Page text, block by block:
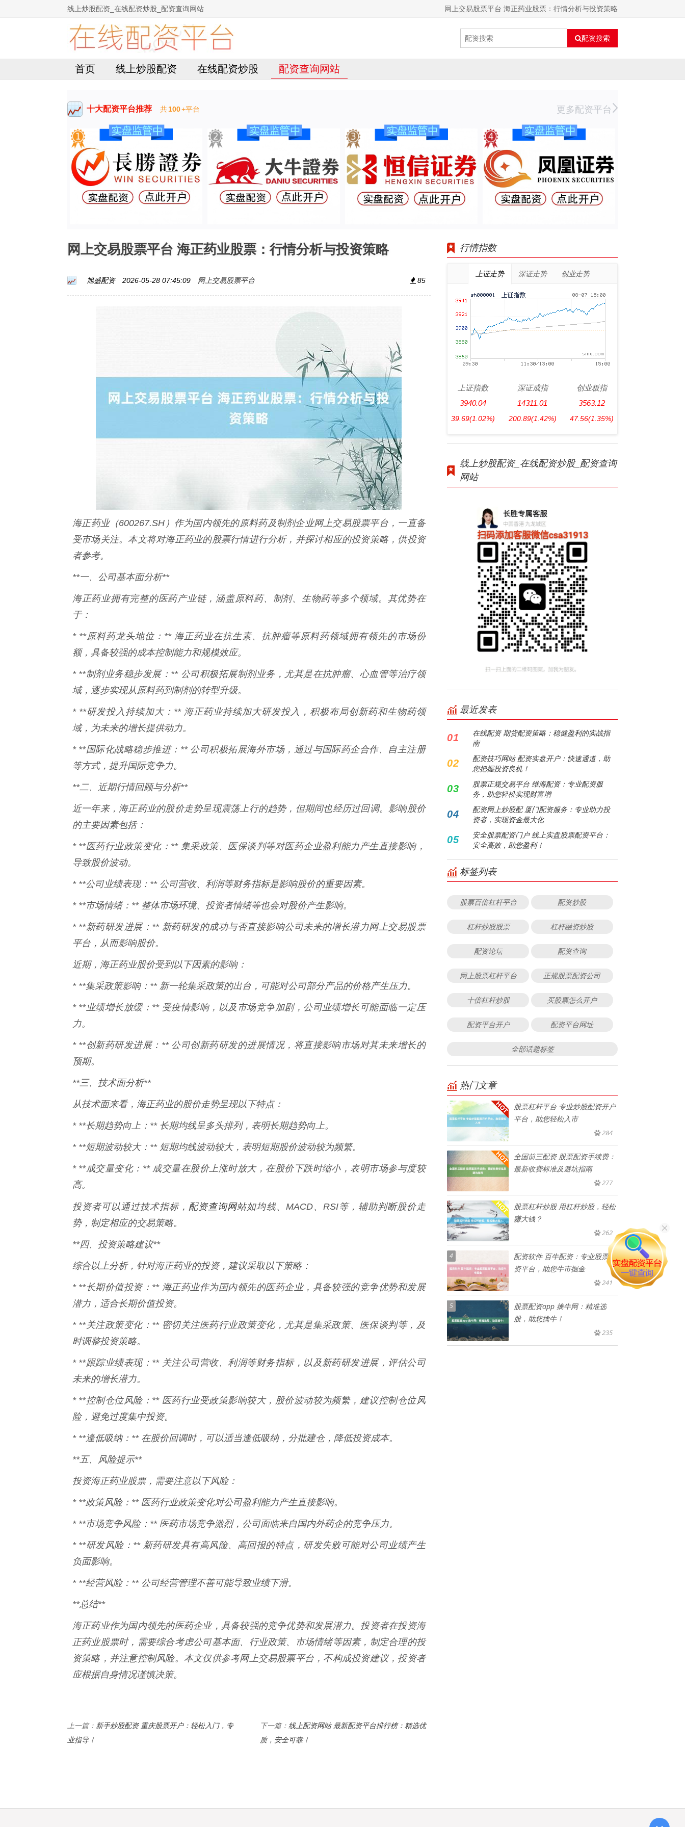
线上炒股配资_在线配资炒股_配资查询网站 网上交易股票平台 海正药业股票：行情分析与投资策略
配资搜索
首页 线上炒股配资 在线配资炒股 配资查询网站
十大配资平台推荐 共100+平台 更多配资平台
网上交易股票平台 海正药业股票：行情分析与投资策略
旭盛配资 2026-05-28 07:45:09 网上交易股票平台 85
海正药业（600267.SH）作为国内领先的原料药及制剂企业网上交易股票平台，一直备
受市场关注。本文将对海正药业的股票行情进行分析，并探讨相应的投资策略，供投资
者参考。
**一、公司基本面分析**
海正药业拥有完整的医药产业链，涵盖原料药、制剂、生物药等多个领域。其优势在
于：
* **原料药龙头地位：** 海正药业在抗生素、抗肿瘤等原料药领域拥有领先的市场份
额，具备较强的成本控制能力和规模效应。
* **制剂业务稳步发展：** 公司积极拓展制剂业务，尤其是在抗肿瘤、心血管等治疗领
域，逐步实现从原料药到制剂的转型升级。
* **研发投入持续加大：** 海正药业持续加大研发投入，积极布局创新药和生物药领
域，为未来的增长提供动力。
* **国际化战略稳步推进：** 公司积极拓展海外市场，通过与国际药企合作、自主注册
等方式，提升国际竞争力。
**二、近期行情回顾与分析**
近一年来，海正药业的股价走势呈现震荡上行的趋势，但期间也经历过回调。影响股价
的主要因素包括：
* **医药行业政策变化：** 集采政策、医保谈判等对医药企业盈利能力产生直接影响，
导致股价波动。
* **公司业绩表现：** 公司营收、利润等财务指标是影响股价的重要因素。
* **市场情绪：** 整体市场环境、投资者情绪等也会对股价产生影响。
* **新药研发进展：** 新药研发的成功与否直接影响公司未来的增长潜力网上交易股票
平台，从而影响股价。
近期，海正药业股价受到以下因素的影响：
* **集采政策影响：** 新一轮集采政策的出台，可能对公司部分产品的价格产生压力。
* **业绩增长放缓：** 受疫情影响，以及市场竞争加剧，公司业绩增长可能面临一定压
力。
* **创新药研发进展：** 公司创新药研发的进展情况，将直接影响市场对其未来增长的
预期。
**三、技术面分析**
从技术面来看，海正药业的股价走势呈现以下特点：
* **长期趋势向上：** 长期均线呈多头排列，表明长期趋势向上。
* **短期波动较大：** 短期均线波动较大，表明短期股价波动较为频繁。
* **成交量变化：** 成交量在股价上涨时放大，在股价下跌时缩小，表明市场参与度较
高。
投资者可以通过技术指标， 配资查询网站如均线、MACD、RSI等，辅助判断股价走
势，制定相应的交易策略。
**四、投资策略建议**
综合以上分析，针对海正药业的投资，建议采取以下策略：
* **长期价值投资：** 海正药业作为国内领先的医药企业，具备较强的竞争优势和发展
潜力，适合长期价值投资。
* **关注政策变化：** 密切关注医药行业政策变化，尤其是集采政策、医保谈判等，及
时调整投资策略。
* **跟踪业绩表现：** 关注公司营收、利润等财务指标，以及新药研发进展，评估公司
未来的增长潜力。
* **控制仓位风险：** 医药行业受政策影响较大，股价波动较为频繁，建议控制仓位风
险，避免过度集中投资。
* **逢低吸纳：** 在股价回调时，可以适当逢低吸纳，分批建仓，降低投资成本。
**五、风险提示**
投资海正药业股票，需要注意以下风险：
* **政策风险：** 医药行业政策变化对公司盈利能力产生直接影响。
* **市场竞争风险：** 医药市场竞争激烈，公司面临来自国内外药企的竞争压力。
* **研发风险：** 新药研发具有高风险、高回报的特点，研发失败可能对公司业绩产生
负面影响。
* **经营风险：** 公司经营管理不善可能导致业绩下滑。
**总结**
海正药业作为国内领先的医药企业，具备较强的竞争优势和发展潜力。投资者在投资海
正药业股票时，需要综合考虑公司基本面、行业政策、市场情绪等因素，制定合理的投
资策略，并注意控制风险。本文仅供参考网上交易股票平台，不构成投资建议，投资者
应根据自身情况谨慎决策。
上一篇： 新手炒股配资 重庆股票开户：轻松入门，专
业指导！
下一篇： 线上配资网站 最新配资平台排行榜：精选优
质，安全可靠！
行情指数
上证走势 深证走势 创业走势
上证指数
3940.04
39.69(1.02%)
深证成指
14311.01
200.89(1.42%)
创业板指
3563.12
47.56(1.35%)
线上炒股配资_在线配资炒股_配资查询
网站
最近发表
01
在线配资 期货配资策略：稳健盈利的实战指
南
02
配资技巧网站 配资实盘开户：快速通道，助
您把握投资良机！
03
股票正规交易平台 维海配资：专业配资服
务，助您轻松实现财富增
04
配资网上炒股配 厦门配资服务：专业助力投
资者，实现资金最大化
05
安全股票配资门户 线上实盘股票配资平台：
安全高效，助您盈利！
标签列表
股票百倍杠杆平台 配资炒股
杠杆炒股股票 杠杆融资炒股
配资论坛 配资查询
网上股票杠杆平台 正规股票配资公司
十倍杠杆炒股 买股票怎么开户
配资平台开户 配资平台网址
全部话题标签
热门文章
股票杠杆平台 专业炒股配资开户
平台，助您轻松入市
284
全国前三配资 股票配资手续费：
最新收费标准及避坑指南
277
股票杠杆炒股 用杠杆炒股，轻松
赚大钱？
262
4
配资软件 百牛配资：专业股票配
资平台，助您牛市掘金
241
5
股票配资app 擒牛网：精准选
股，助您擒牛！
235